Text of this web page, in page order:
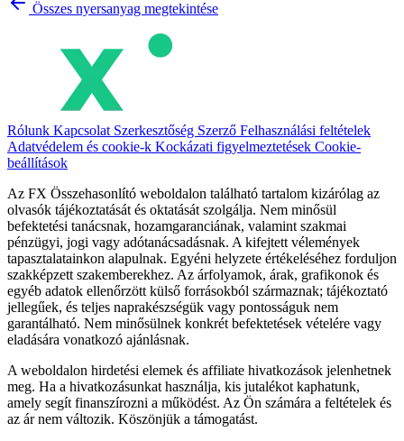
Összes nyersanyag megtekintése
Rólunk Kapcsolat Szerkesztőség Szerző Felhasználási feltételek
Adatvédelem és cookie-k Kockázati figyelmeztetések Cookie-
beállítások
Az FX Összehasonlító weboldalon található tartalom kizárólag az
olvasók tájékoztatását és oktatását szolgálja. Nem minősül
befektetési tanácsnak, hozamgaranciának, valamint szakmai
pénzügyi, jogi vagy adótanácsadásnak. A kifejtett vélemények
tapasztalatainkon alapulnak. Egyéni helyzete értékeléséhez forduljon
szakképzett szakemberekhez. Az árfolyamok, árak, grafikonok és
egyéb adatok ellenőrzött külső forrásokból származnak; tájékoztató
jellegűek, és teljes naprakészségük vagy pontosságuk nem
garantálható. Nem minősülnek konkrét befektetések vételére vagy
eladására vonatkozó ajánlásnak.
A weboldalon hirdetési elemek és affiliate hivatkozások jelenhetnek
meg. Ha a hivatkozásunkat használja, kis jutalékot kaphatunk,
amely segít finanszírozni a működést. Az Ön számára a feltételek és
az ár nem változik. Köszönjük a támogatást.